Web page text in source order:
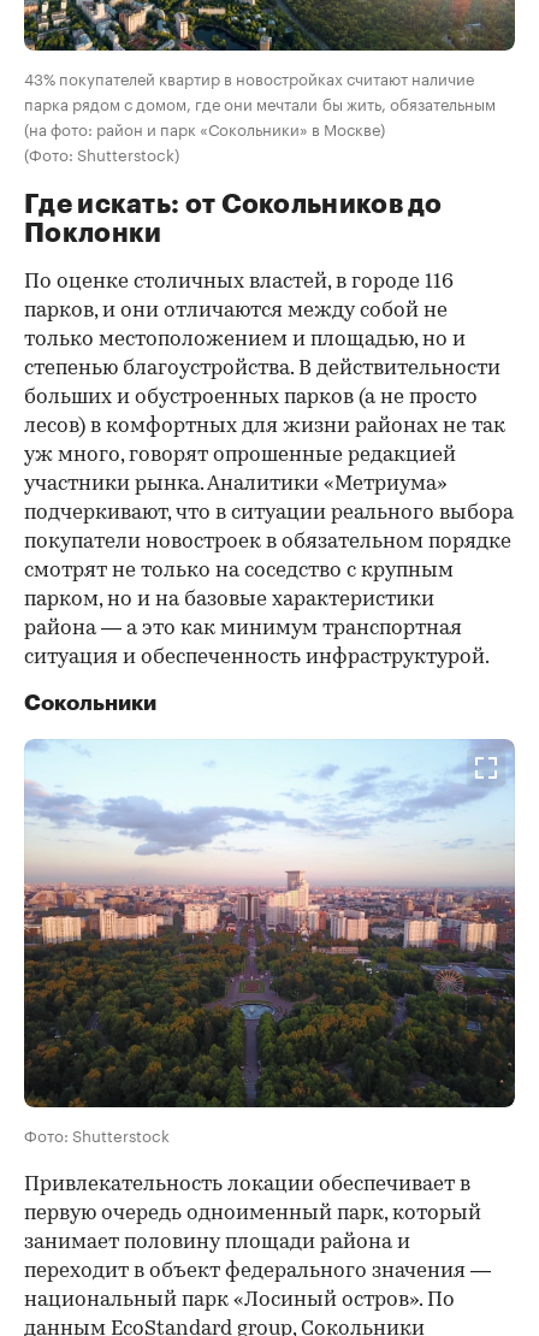
43% покупателей квартир в новостройках считают наличие
парка рядом с домом, где они мечтали бы жить, обязательным
(на фото: район и парк «Сокольники» в Москве)
(Фото: Shutterstock)
Где искать: от Сокольников до
Поклонки
По оценке столичных властей, в городе 116
парков, и они отличаются между собой не
только местоположением и площадью, но и
степенью благоустройства. В действительности
больших и обустроенных парков (а не просто
лесов) в комфортных для жизни районах не так
уж много, говорят опрошенные редакцией
участники рынка. Аналитики «Метриума»
подчеркивают, что в ситуации реального выбора
покупатели новостроек в обязательном порядке
смотрят не только на соседство с крупным
парком, но и на базовые характеристики
района — а это как минимум транспортная
ситуация и обеспеченность инфраструктурой.
Сокольники
Фото: Shutterstock
Привлекательность локации обеспечивает в
первую очередь одноименный парк, который
занимает половину площади района и
переходит в объект федерального значения —
национальный парк «Лосиный остров». По
данным EcoStandard group, Сокольники